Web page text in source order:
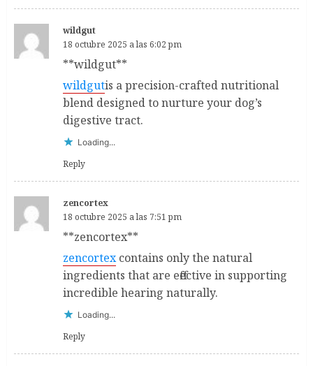
wildgut
18 octubre 2025 a las 6:02 pm
** wildgut**
wildgutis a precision-crafted nutritional
blend designed to nurture your dog’s
digestive tract.
Loading...
Reply
zencortex
18 octubre 2025 a las 7:51 pm
** zencortex**
zencortexcontains only the natural
ingredients that are effective in supporting
incredible hearing naturally.
Loading...
Reply